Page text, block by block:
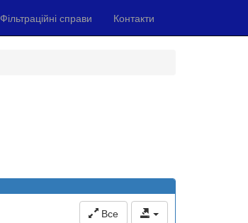
Фільтраційні справи Контакти
Все